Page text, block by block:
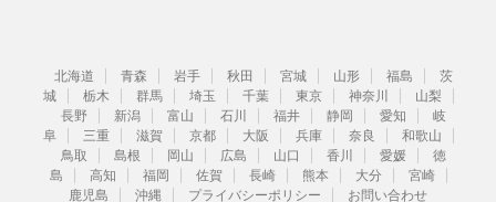
北海道 青森 岩手 秋田 宮城 山形 福島
茨
城
栃木 群馬 埼玉 千葉 東京 神奈川
山梨
長野
新潟 富山 石川 福井 静岡 愛知
岐
阜
三重 滋賀 京都 大阪 兵庫 奈良
和歌山
鳥取
島根 岡山 広島 山口 香川 愛媛
徳
島
高知 福岡 佐賀 長崎 熊本 大分
宮崎
鹿児島
沖縄 プライバシーポリシー お問い合わせ